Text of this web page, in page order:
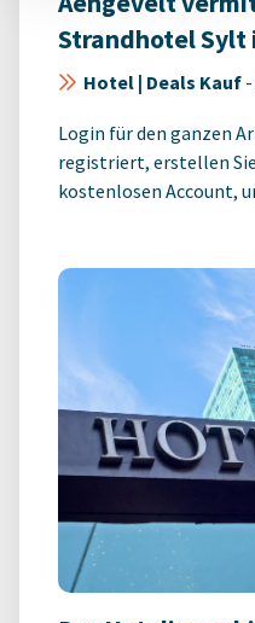
Strandhotel Sylt
Hotel | Deals Kauf -
Login für den ganzen
registriert, erstellen
kostenlosen Account,